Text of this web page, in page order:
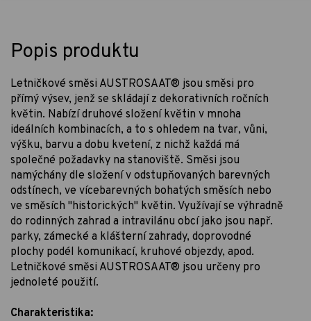
Popis produktu
Letničkové směsi AUSTROSAAT® jsou směsi pro
přímý výsev, jenž se skládají z dekorativních ročních
květin. Nabízí druhové složení květin v mnoha
ideálních kombinacích, a to s ohledem na tvar, vůni,
výšku, barvu a dobu kvetení, z nichž každá má
společné požadavky na stanoviště. Směsi jsou
namýchány dle složení v odstupňovaných barevných
odstínech, ve vícebarevných bohatých směsích nebo
ve směsích "historických" květin. Využívají se výhradně
do rodinných zahrad a intravilánu obcí jako jsou např.
parky, zámecké a klášterní zahrady, doprovodné
plochy podél komunikací, kruhové objezdy, apod.
Letničkové směsi AUSTROSAAT® jsou určeny pro
jednoleté použití.
Charakteristika: